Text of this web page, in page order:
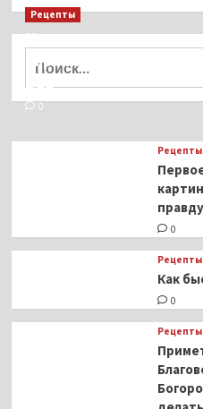
Рецепты
Миллионы японцев
тиранического
ВОЗ
0
Рецепты
0
Рецепты
Как
0
Рецепты